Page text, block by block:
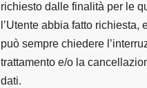
richiesto dalle finalità per le
l’Utente abbia fatto richiesta,
può sempre chiedere
trattamento e/o la
dati.